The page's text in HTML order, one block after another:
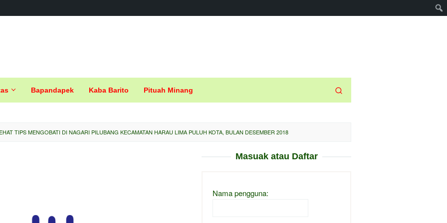
Bapandapek Kaba Barito Pituah Minang
TIPS MENGOBATI DI NAGARI PILUBANG KECAMATAN HARAU LIMA PULUH KOTA, BULAN DESEMBER 2018
Masuak atau Daftar
Nama pengguna: